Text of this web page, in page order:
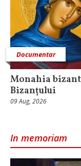
Documentar
Monahia
Bizanțului
09 Aug, 2026
In memoriam